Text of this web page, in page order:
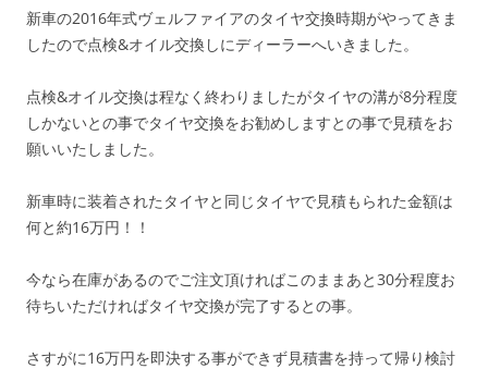
新車の2016年式ヴェルファイアのタイヤ交換時期がやってきま
したので点検&オイル交換しにディーラーへいきました。
点検&オイル交換は程なく終わりましたがタイヤの溝が8分程度
しかないとの事でタイヤ交換をお勧めしますとの事で見積をお
願いいたしました。
新車時に装着されたタイヤと同じタイヤで見積もられた金額は
何と約16万円！！
今なら在庫があるのでご注文頂ければこのままあと30分程度お
待ちいただければタイヤ交換が完了するとの事。
さすがに16万円を即決する事ができず見積書を持って帰り検討